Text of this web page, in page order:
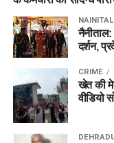
NAINITAL
नैनीताल:
दर्शन,
CRIME
खेत की
वीडियो